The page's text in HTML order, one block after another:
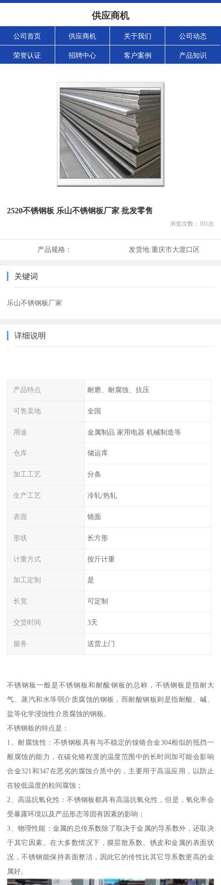
供应商机
公司首页 供应商机 关于我们 公司动态
荣誉认证 招聘中心 客户案例 产品知识
2520不锈钢板 乐山不锈钢板厂家 批发零售
浏览次数： 101次
产品规格： 发货地:重庆市大渡口区
关键词
乐山不锈钢板厂家
详细说明
产品特点 耐磨、耐腐蚀、抗压
可售卖地 全国
用途 金属制品 家用电器 机械制造等
仓库 储运库
加工工艺 分条
生产工艺 冷轧/热轧
表面 镜面
形状 长方形
计重方式 按斤计重
加工定制 是
长宽 可定制
交货时间 3天
服务 送货上门
不锈钢板一般是不锈钢板和耐酸钢板的总称，不锈钢板是指耐大
气、蒸汽和水等弱介质腐蚀的钢板，而耐酸钢板则是指耐酸、碱、
盐等化学浸蚀性介质腐蚀的钢板。
不锈钢板的特点是：
1、耐腐蚀性：不锈钢板具有与不稳定的镍铬合金304相似的抵挡一
般腐蚀的能力，在碳化铬程度的温度范围中的长时间加可能会影响
合金321和347在恶劣的腐蚀介质中的，主要用于高温应用，以防止
在较低温度的粒间腐蚀；
2、高温抗氧化性：不锈钢板都具有高温抗氧化性，但是，氧化率会
受暴露环境以及产品形态等固有因素的影响；
3、物理性能：金属的总传系数除了取决于金属的导系数外，还取决
于其它因素。在大多数情况下，膜层散系数、锈皮和金属的表面状
况，不锈钢能保持表面整洁，因此它的传性比其它导系数更高的金
属好。